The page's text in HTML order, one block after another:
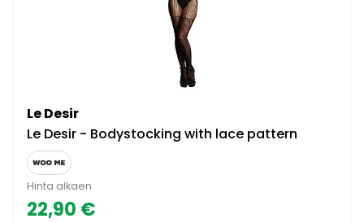
Le Desir
Le Desir - Bodystocking with lace pattern
Hinta alkaen
22,90 €